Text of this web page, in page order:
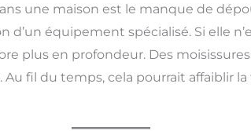
une maison est le manque de
d’un équipement spécialisé. Si elle
plus en profondeur. Des
fil du temps, cela pourrait affaiblir